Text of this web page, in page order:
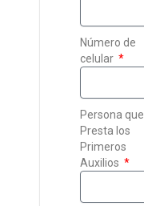
Número de
celular
Persona que
Presta los
Primeros
Auxilios